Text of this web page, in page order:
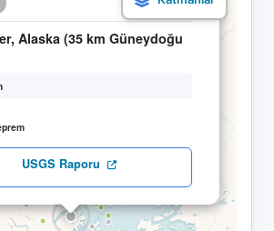
06.05 12:45
Alaska (35 km Güneydoğu
USGS Raporu